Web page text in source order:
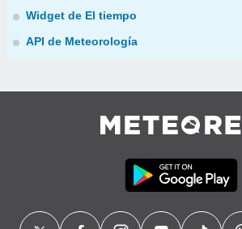
Widget de El tiempo
API de Meteorología